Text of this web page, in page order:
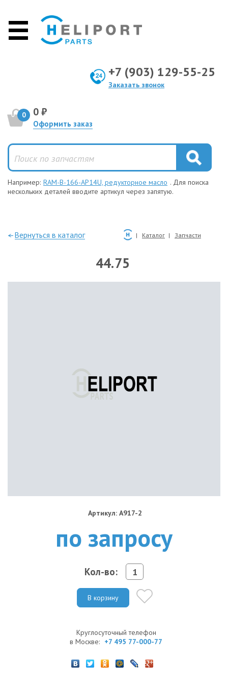
+7 (903) 129-55-25
Заказать звонок
0 0 ₽
Оформить заказ
Например: RAM-B-166-AP14U, редукторное масло . Для поиска
нескольких деталей вводите артикул через запятую.
—Вернуться в каталог Каталог Запчасти
44.75
Артикул: A917-2
по запросу
Кол-во:
В корзину
Круглосуточный телефон
в Москве: +7 495 77-000-77